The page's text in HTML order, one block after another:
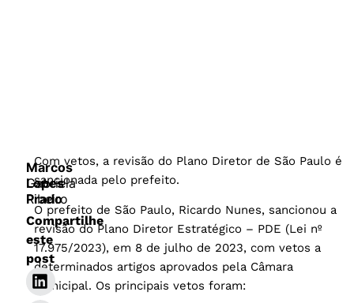
Com vetos, a revisão do Plano Diretor de São Paulo é
sancionada pelo prefeito.
​O prefeito de São Paulo, Ricardo Nunes, sancionou a
revisão do Plano Diretor Estratégico – PDE (Lei nº
17.975/2023), em 8 de julho de 2023, com vetos a
determinados artigos aprovados pela Câmara
Municipal. Os principais vetos foram:
Marcos
Lopes
Prado
Gabriela
Ribeiro
Compartilhe
este
post